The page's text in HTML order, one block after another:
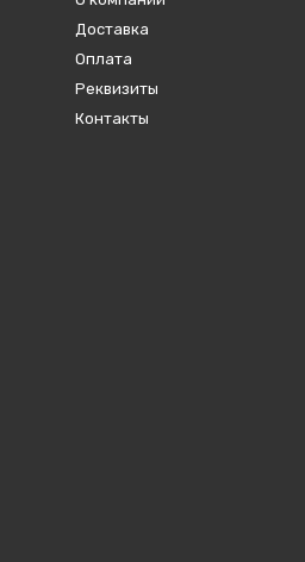
Доставка
Оплата
Реквизиты
Контакты